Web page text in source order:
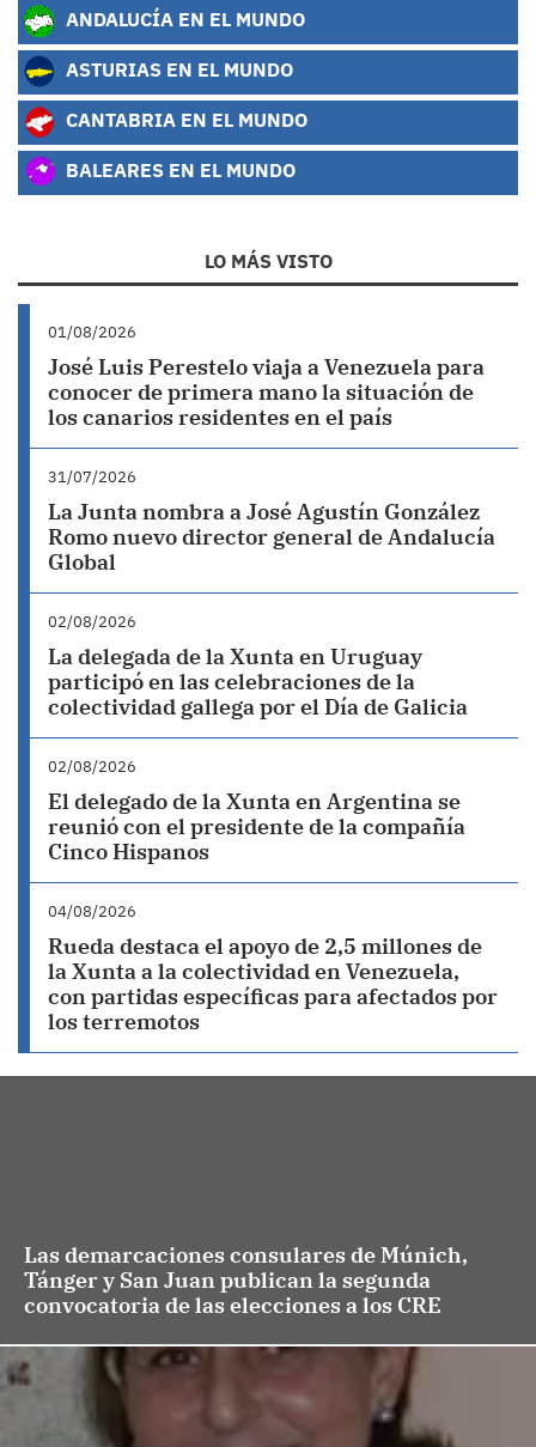
ANDALUCÍA EN EL MUNDO
ASTURIAS EN EL MUNDO
CANTABRIA EN EL MUNDO
BALEARES EN EL MUNDO
LO MÁS VISTO
01/08/2026
José Luis Perestelo viaja a Venezuela para
conocer de primera mano la situación de
los canarios residentes en el país
31/07/2026
La Junta nombra a José Agustín González
Romo nuevo director general de Andalucía
Global
02/08/2026
La delegada de la Xunta en Uruguay
participó en las celebraciones de la
colectividad gallega por el Día de Galicia
02/08/2026
El delegado de la Xunta en Argentina se
reunió con el presidente de la compañía
Cinco Hispanos
04/08/2026
Rueda destaca el apoyo de 2,5 millones de
la Xunta a la colectividad en Venezuela,
con partidas específicas para afectados por
los terremotos
Las demarcaciones consulares de Múnich,
Tánger y San Juan publican la segunda
convocatoria de las elecciones a los CRE